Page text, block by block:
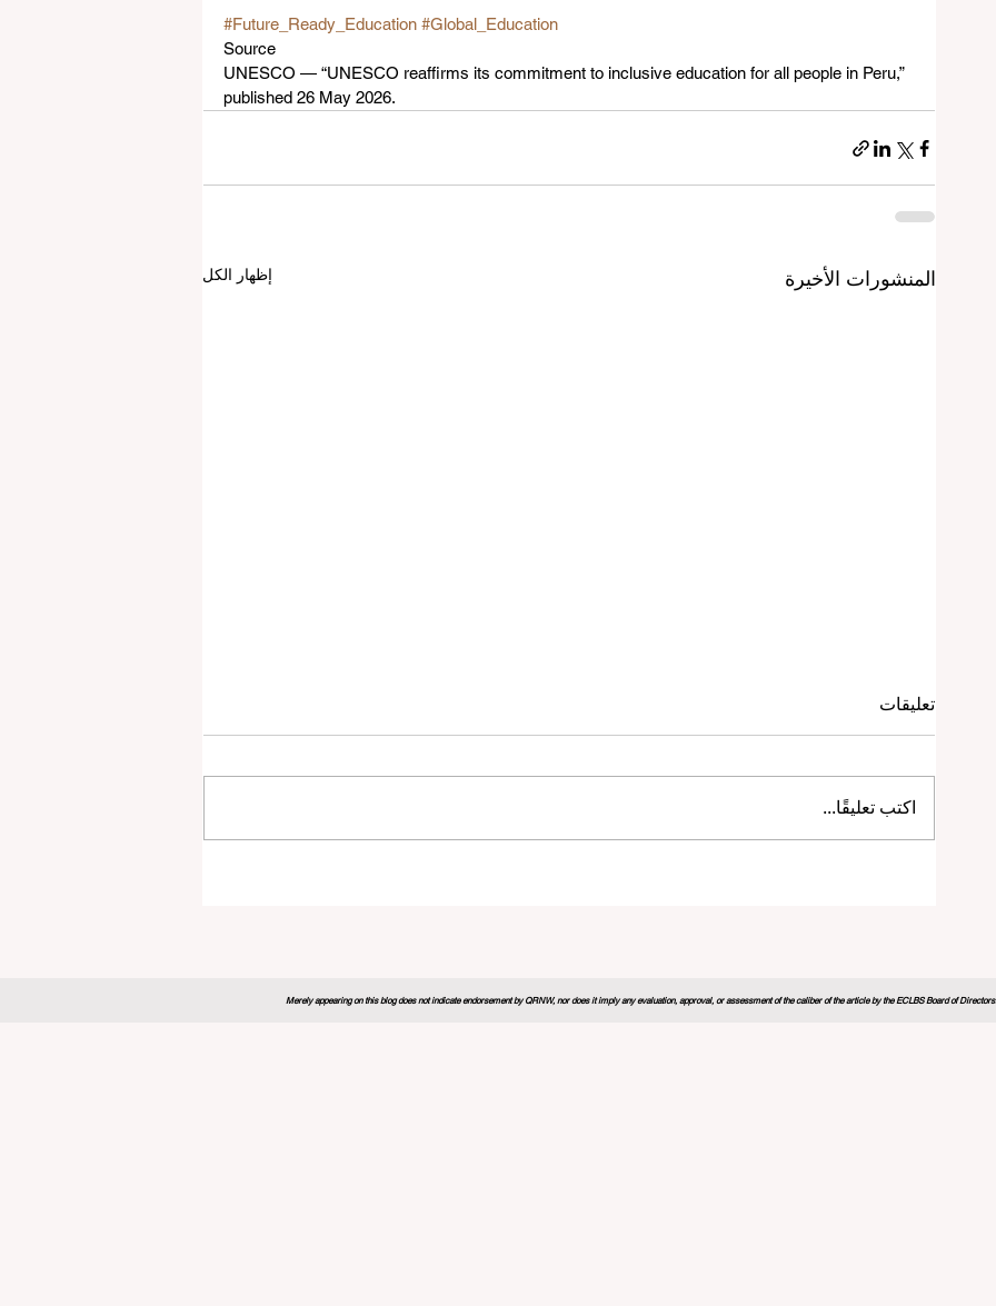
#Future_Ready_Education #Global_Education
Source
UNESCO — “UNESCO reaffirms its commitment to inclusive education for all people in Peru,”
published 26 May 2026.
المنشورات الأخيرة إظهار الكل
تعليقات
اكتب تعليقًا...
Merely appearing on this blog does not indicate endorsement by QRNW, nor does it imply any evaluation, approval, or assessment of the caliber of the article by the ECLBS Board of